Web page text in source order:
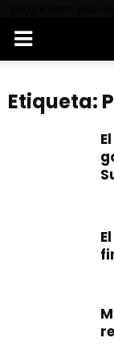
Etiqueta: